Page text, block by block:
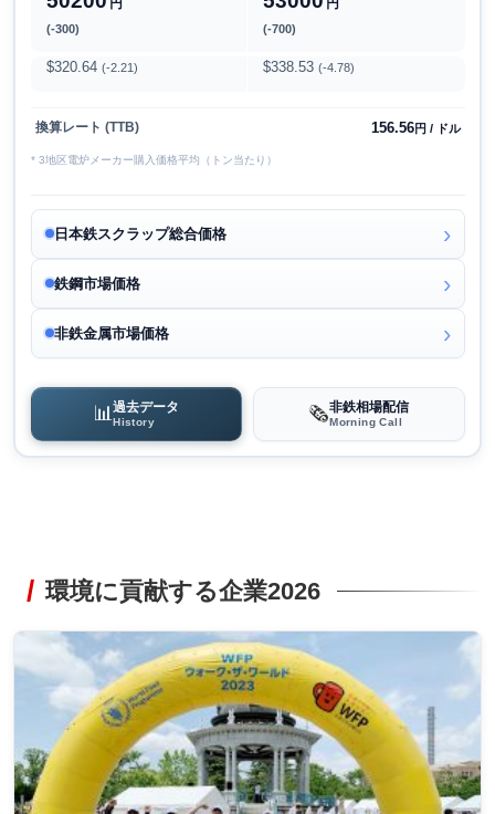
円
(-300)
円
(-700)
$320.64 (-2.21) $338.53 (-4.78)
換算レート (TTB) 156.56円 / ドル
* 3地区電炉メーカー購入価格平均（トン当たり）
日本鉄スクラップ総合価格
鉄鋼市場価格
非鉄金属市場価格
📊過去データ
History 🗞️非鉄相場配信
Morning Call
環境に貢献する企業2026